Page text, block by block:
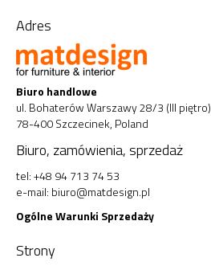
Adres
Biuro handlowe
ul. Bohaterów Warszawy 28/3 (III piętro)
78-400 Szczecinek, Poland
Biuro, zamówienia, sprzedaż
tel: +48 94 713 74 53
e-mail: biuro@matdesign.pl
Ogólne Warunki Sprzedaży
Strony